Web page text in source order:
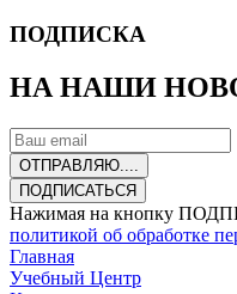
ПОДПИСКА
НА НАШИ
ОТПРАВЛЯЮ....
ПОДПИСАТЬСЯ
Нажимая на кнопку
политикой об обработке
Главная
Учебный Центр